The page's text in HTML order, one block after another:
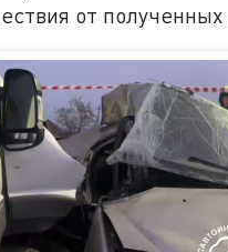
от полученных